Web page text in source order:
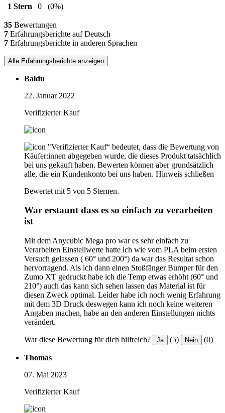
1 Stern
0 (0%)
35 Bewertungen
7 Erfahrungsberichte auf Deutsch
7 Erfahrungsberichte in anderen Sprachen
Alle Erfahrungsberichte anzeigen
Baldu
22. Januar 2022
Verifizierter Kauf
"Verifizierter Kauf“ bedeutet, dass die Bewertung von
Käufer:innen abgegeben wurde, die dieses Produkt tatsächlich
bei uns gekauft haben. Bewerten können aber grundsätzlich
alle, die ein Kundenkonto bei uns haben. Hinweis schließen
Bewertet mit 5 von 5 Sternen.
War erstaunt dass es so einfach zu verarbeiten
ist
Mit dem Anycubic Mega pro war es sehr einfach zu
Verarbeiten Einstellwerte hatte ich wie vom PLA beim ersten
Versuch gelassen ( 60° und 200°) da war das Resultat schon
hervorragend. Als ich dann einen Stoßfänger Bumper für den
Zumo XT gedruckt habe ich die Temp etwas erhöht (60° und
210°) auch das kann sich sehen lassen das Material ist für
diesen Zweck optimal. Leider habe ich noch wenig Erfahrung
mit dem 3D Druck deswegen kann ich noch keine weiteren
Angaben machen, habe an den anderen Einstellungen nichts
verändert.
War diese Bewertung für dich hilfreich? Ja (5) Nein (0)
Thomas
07. Mai 2023
Verifizierter Kauf